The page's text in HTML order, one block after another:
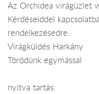
Az Orchidea virágüzlet
Kérdéseiddel
rendelkezésedre.
Virágküldés Harkány
Törődünk egymással
nyitva tartás: